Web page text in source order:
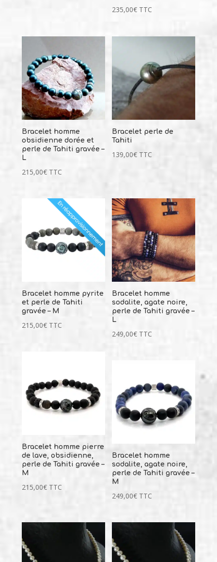
235,00€ TTC
Bracelet homme
obsidienne dorée et
perle de Tahiti gravée –
L
215,00€ TTC
Bracelet perle de
Tahiti
139,00€ TTC
Bracelet homme pyrite
et perle de Tahiti
gravée – M
215,00€ TTC
Bracelet homme
sodalite, agate noire,
perle de Tahiti gravée –
L
249,00€ TTC
Bracelet homme pierre
de lave, obsidienne,
perle de Tahiti gravée –
M
215,00€ TTC
Bracelet homme
sodalite, agate noire,
perle de Tahiti gravée –
M
249,00€ TTC